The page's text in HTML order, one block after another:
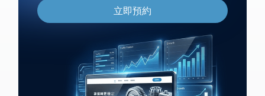
立即預約